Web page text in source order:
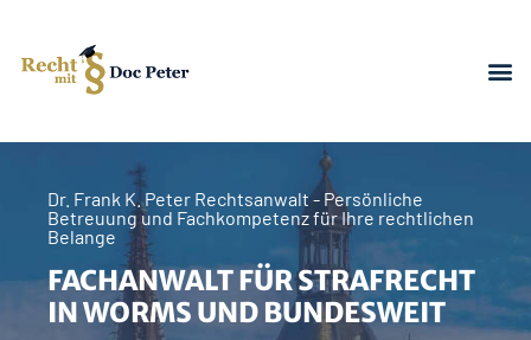
Dr. Frank K. Peter Rechtsanwalt - Persönliche
Betreuung und Fachkompetenz für Ihre rechtlichen
Belange
FACHANWALT FÜR STRAFRECHT
IN WORMS UND BUNDESWEIT